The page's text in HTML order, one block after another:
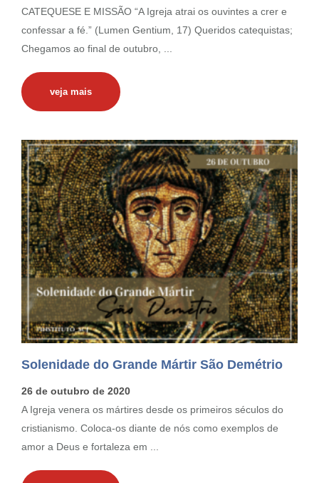
CATEQUESE E MISSÃO “A Igreja atrai os ouvintes a crer e
confessar a fé.” (Lumen Gentium, 17) Queridos catequistas;
Chegamos ao final de outubro, ...
veja mais
Solenidade do Grande Mártir São Demétrio
26 de outubro de 2020
A Igreja venera os mártires desde os primeiros séculos do
cristianismo. Coloca-os diante de nós como exemplos de
amor a Deus e fortaleza em ...